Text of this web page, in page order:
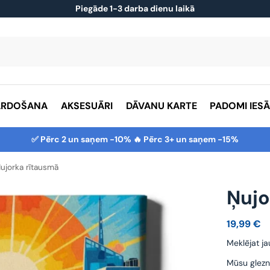
Piegāde 1-3 darba dienu laikā
AKSESUĀRI DĀVANU KARTE PADOMI
✅ Pērc 2 un saņem -10% 🔥 Pērc 3+ un saņem -15%
rītausmā
19,99€
Meklējat
Mūsu